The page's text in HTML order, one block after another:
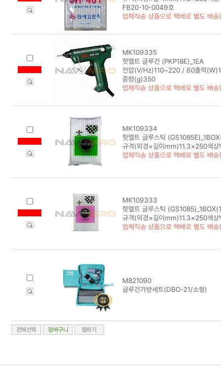
FB20-10-0049호
업체직송 상품으로 택배로 별도 배송
MK109335
핫멜트 글루건 (PKP18E)_1EA
전압(V/Hz)110~220 / 60출력
중량(g)350
업체직송 상품으로 택배로 별도 배송
MK109334
핫멜트 글루스틱
규격(외경×길이mm)11.3×250색
업체직송 상품으로 택배로 별도 배송
MK109333
핫멜트 글루스틱
규격(외경×길이mm)11.3×250색
업체직송 상품으로 택배로 별도 배송
M821090
글루건가방세트(DBO-21/소형)